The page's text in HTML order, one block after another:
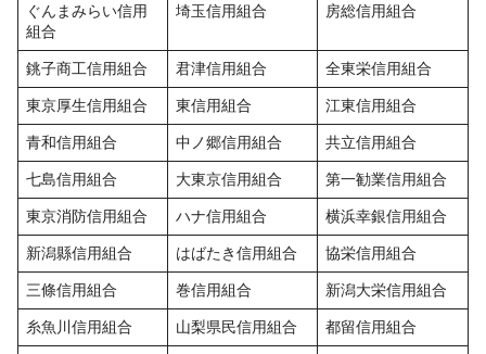
ぐんまみらい信用
組合
埼玉信用組合 房総信用組合
銚子商工信用組合 君津信用組合 全東栄信用組合
東京厚生信用組合 東信用組合 江東信用組合
青和信用組合 中ノ郷信用組合 共立信用組合
七島信用組合 大東京信用組合 第一勧業信用組合
東京消防信用組合 ハナ信用組合 横浜幸銀信用組合
新潟縣信用組合 はばたき信用組合 協栄信用組合
三條信用組合 巻信用組合 新潟大栄信用組合
糸魚川信用組合 山梨県民信用組合 都留信用組合